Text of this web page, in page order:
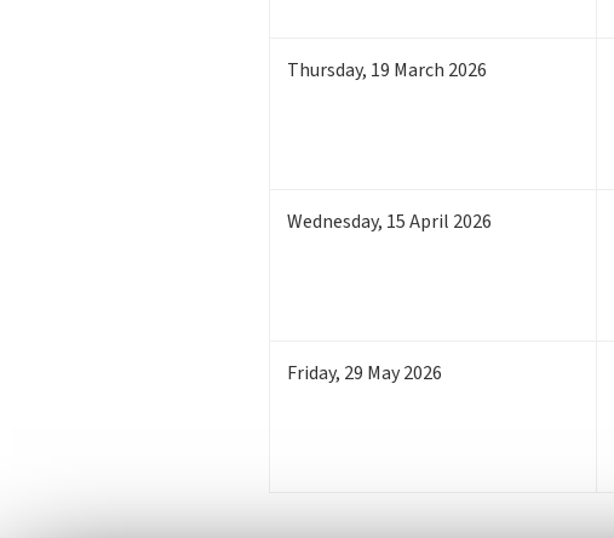
Thursday, 19 March 2026
Wednesday, 15April 2026
Friday, 29 May 2026